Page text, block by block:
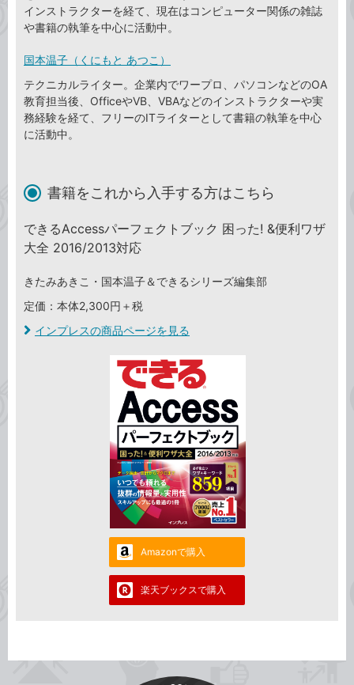
インストラクターを経て、現在はコンピューター関係の雑誌
や書籍の執筆を中心に活動中。
国本温子（くにもと あつこ）
テクニカルライター。企業内でワープロ、パソコンなどのOA
教育担当後、OfficeやVB、VBAなどのインストラクターや実
務経験を経て、フリーのITライターとして書籍の執筆を中心
に活動中。
書籍をこれから入手する方はこちら
できるAccessパーフェクトブック 困った! &便利ワザ
大全 2016/2013対応
きたみあきこ・国本温子＆できるシリーズ編集部
定価：本体2,300円＋税
インプレスの商品ページを見る
Amazonで購入
楽天ブックスで購入